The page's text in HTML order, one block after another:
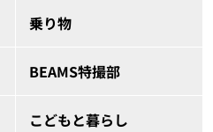
乗り物
BEAMS特撮部
こどもと暮らし